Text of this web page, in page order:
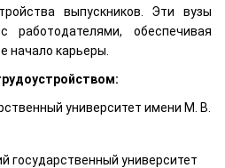
выпускников. Эти вузы
работодателями, обеспечивая
начало карьеры.
университет имени М. В.
государственный университет